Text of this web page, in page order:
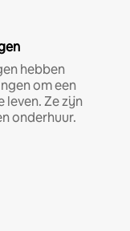
hebben
om een
Ze zijn
onderhuur.